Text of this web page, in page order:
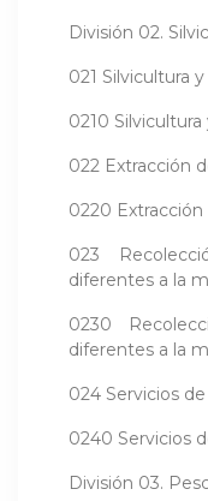
División 02.
021 Silvicultura
0210
022 Extracción
0220 Extracción
023
diferentes a la
0230
diferentes a la
024 Servicios
0240 Servicios
División 03.